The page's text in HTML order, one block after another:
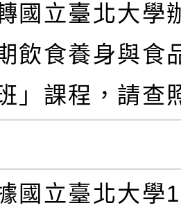
國立臺北大學
飲食養身與食
」課程，請查
國立臺北大學